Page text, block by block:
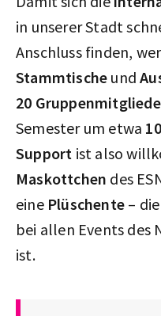
in unserer Stadt
Anschluss finden,
Stammtische und
20
Semester um etwa
Support ist also
Maskottchen des
eine Plüschente –
bei allen Events des
ist.